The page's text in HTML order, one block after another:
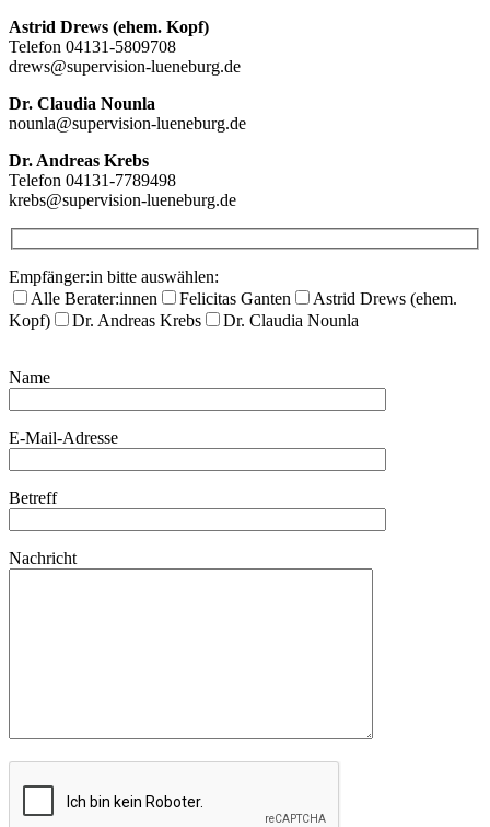
Astrid Drews (ehem. Kopf)
Telefon 04131-5809708
drews@supervision-lueneburg.de
Dr. Claudia Nounla
nounla@supervision-lueneburg.de
Dr. Andreas Krebs
Telefon 04131-7789498
krebs@supervision-lueneburg.de
Empfänger:in bitte auswählen:
Alle Berater:innen
Felicitas Ganten
Astrid Drews (ehem.
Kopf)
Dr. Andreas Krebs
Dr. Claudia Nounla
Name
E-Mail-Adresse
Betreff
Nachricht